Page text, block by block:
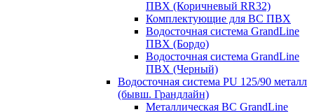
ПВХ (Коричневый RR32)
Комплектующие для ВС ПВХ
Водосточная система GrandLine
ПВХ (Бордо)
Водосточная система GrandLine
ПВХ (Черный)
Водосточная система PU 125/90 металл
(бывш. Грандлайн)
Металлическая ВС GrandLine